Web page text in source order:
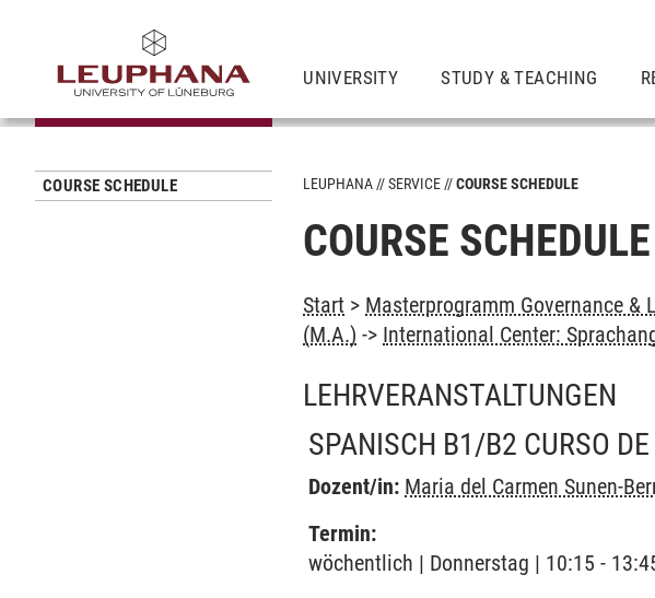
UNIVERSITY STUDY & TEACHING
COURSE SCHEDULE LEUPHANA SERVICE COURSE SCHEDULE
COURSE SCHEDULE
Start > Masterprogramm Governance
(M.A.) -> International Center:
LEHRVERANSTALTUNGEN
SPANISCH B1/B2 CURSO
Dozent/in: Maria del Carmen Sunen-
Termin:
wöchentlich | Donnerstag | 10:15 -